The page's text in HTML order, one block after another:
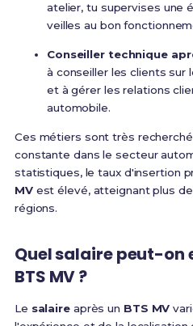
atelier, tu supervises une
veilles au bon
Conseiller technique
à conseiller les clients sur
et à gérer les relations
automobile.
Ces métiers sont très
constante dans le secteur
statistiques, le taux d'insertion
MVest élevé, atteignant plus
régions.
Quel salaire peut-on
BTS MV ?
Le salaireaprès un BTS MV